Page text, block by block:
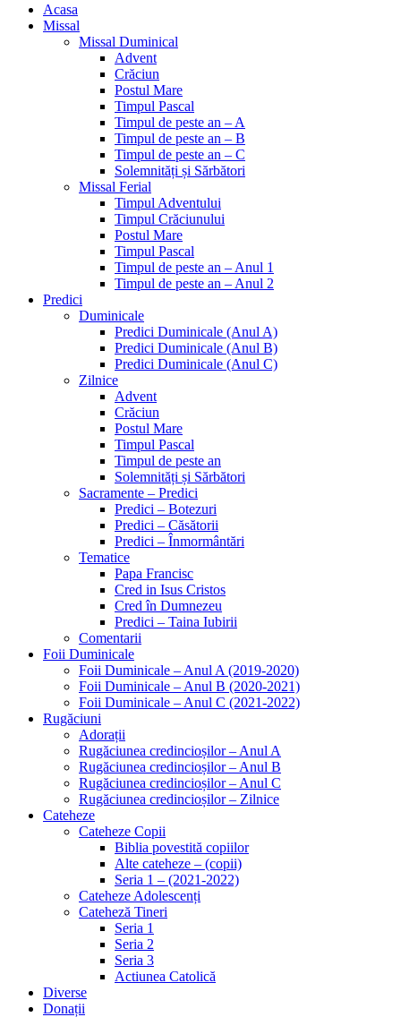
Acasa
Missal
Missal Duminical
Advent
Crăciun
Postul Mare
Timpul Pascal
Timpul de peste an – A
Timpul de peste an – B
Timpul de peste an – C
Solemnități și Sărbători
Missal Ferial
Timpul Adventului
Timpul Crăciunului
Postul Mare
Timpul Pascal
Timpul de peste an – Anul 1
Timpul de peste an – Anul 2
Predici
Duminicale
Predici Duminicale (Anul A)
Predici Duminicale (Anul B)
Predici Duminicale (Anul C)
Zilnice
Advent
Crăciun
Postul Mare
Timpul Pascal
Timpul de peste an
Solemnități și Sărbători
Sacramente – Predici
Predici – Botezuri
Predici – Căsătorii
Predici – Înmormântări
Tematice
Papa Francisc
Cred in Isus Cristos
Cred în Dumnezeu
Predici – Taina Iubirii
Comentarii
Foii Duminicale
Foii Duminicale – Anul A (2019-2020)
Foii Duminicale – Anul B (2020-2021)
Foii Duminicale – Anul C (2021-2022)
Rugăciuni
Adorații
Rugăciunea credincioșilor – Anul A
Rugăciunea credincioșilor – Anul B
Rugăciunea credincioșilor – Anul C
Rugăciunea credincioșilor – Zilnice
Cateheze
Cateheze Copii
Biblia povestită copiilor
Alte cateheze – (copii)
Seria 1 – (2021-2022)
Cateheze Adolescenți
Cateheză Tineri
Seria 1
Seria 2
Seria 3
Actiunea Catolică
Diverse
Donații